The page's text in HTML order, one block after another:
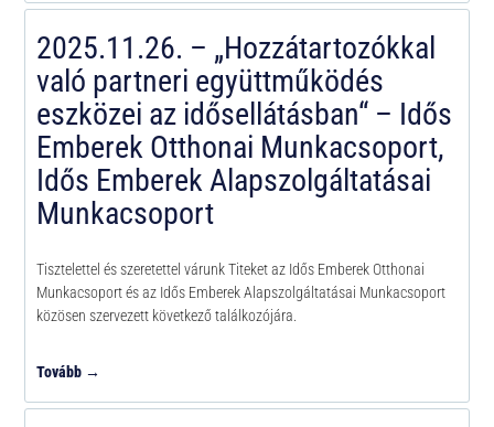
2025.11.26. – „Hozzátartozókkal
való partneri együttműködés
eszközei az idősellátásban“ – Idős
Emberek Otthonai Munkacsoport,
Idős Emberek Alapszolgáltatásai
Munkacsoport
Tisztelettel és szeretettel várunk Titeket az Idős Emberek Otthonai
Munkacsoport és az Idős Emberek Alapszolgáltatásai Munkacsoport
közösen szervezett következő találkozójára.
Tovább →